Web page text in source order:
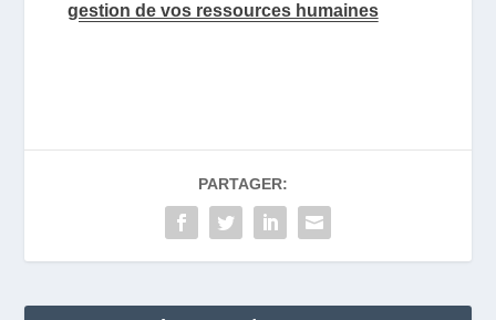
gestion de vos ressources humaines
PARTAGER: